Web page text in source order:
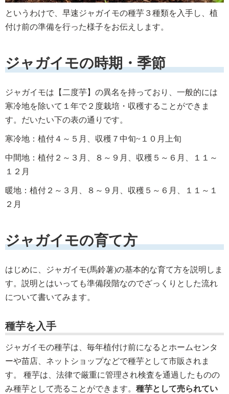
というわけで、早速ジャガイモの種芋３種類を入手し、植
付け前の準備を行った様子をお伝えします。
ジャガイモの時期・季節
ジャガイモは【二度芋】の異名を持っており、一般的には
寒冷地を除いて１年で２度栽培・収穫することができま
す。だいたい下の表の通りです。
寒冷地：植付４～５月、収穫７中旬~１０月上旬
中間地：植付２～３月、８～９月、収穫５～６月、１１～
１２月
暖地：植付２～３月、８～９月、収穫５～６月、１１～１
２月
ジャガイモの育て方
はじめに、ジャガイモ(馬鈴薯)の基本的な育て方を説明しま
す。説明とはいっても準備段階なのでざっくりとした流れ
について書いてみます。
種芋を入手
ジャガイモの種芋は、毎年植付け前になるとホームセンタ
ーや苗店、ネットショップなどで種芋として市販されま
す。 種芋は、法律で厳重に管理され検査を通過したものの
み種芋として売ることができます。 種芋として売られてい